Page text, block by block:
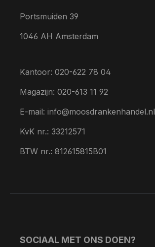
Portsmuiden 39
1046 AH Amsterdam
Kantoor: 020-622 78 04
Magazijn: 020-613 11 92
E-mail: info@moosdrankenhandel.nl
KvK nr.: 33212571
BTW nr.: 812615815B01
SOCIAAL MET ONS DOEN?